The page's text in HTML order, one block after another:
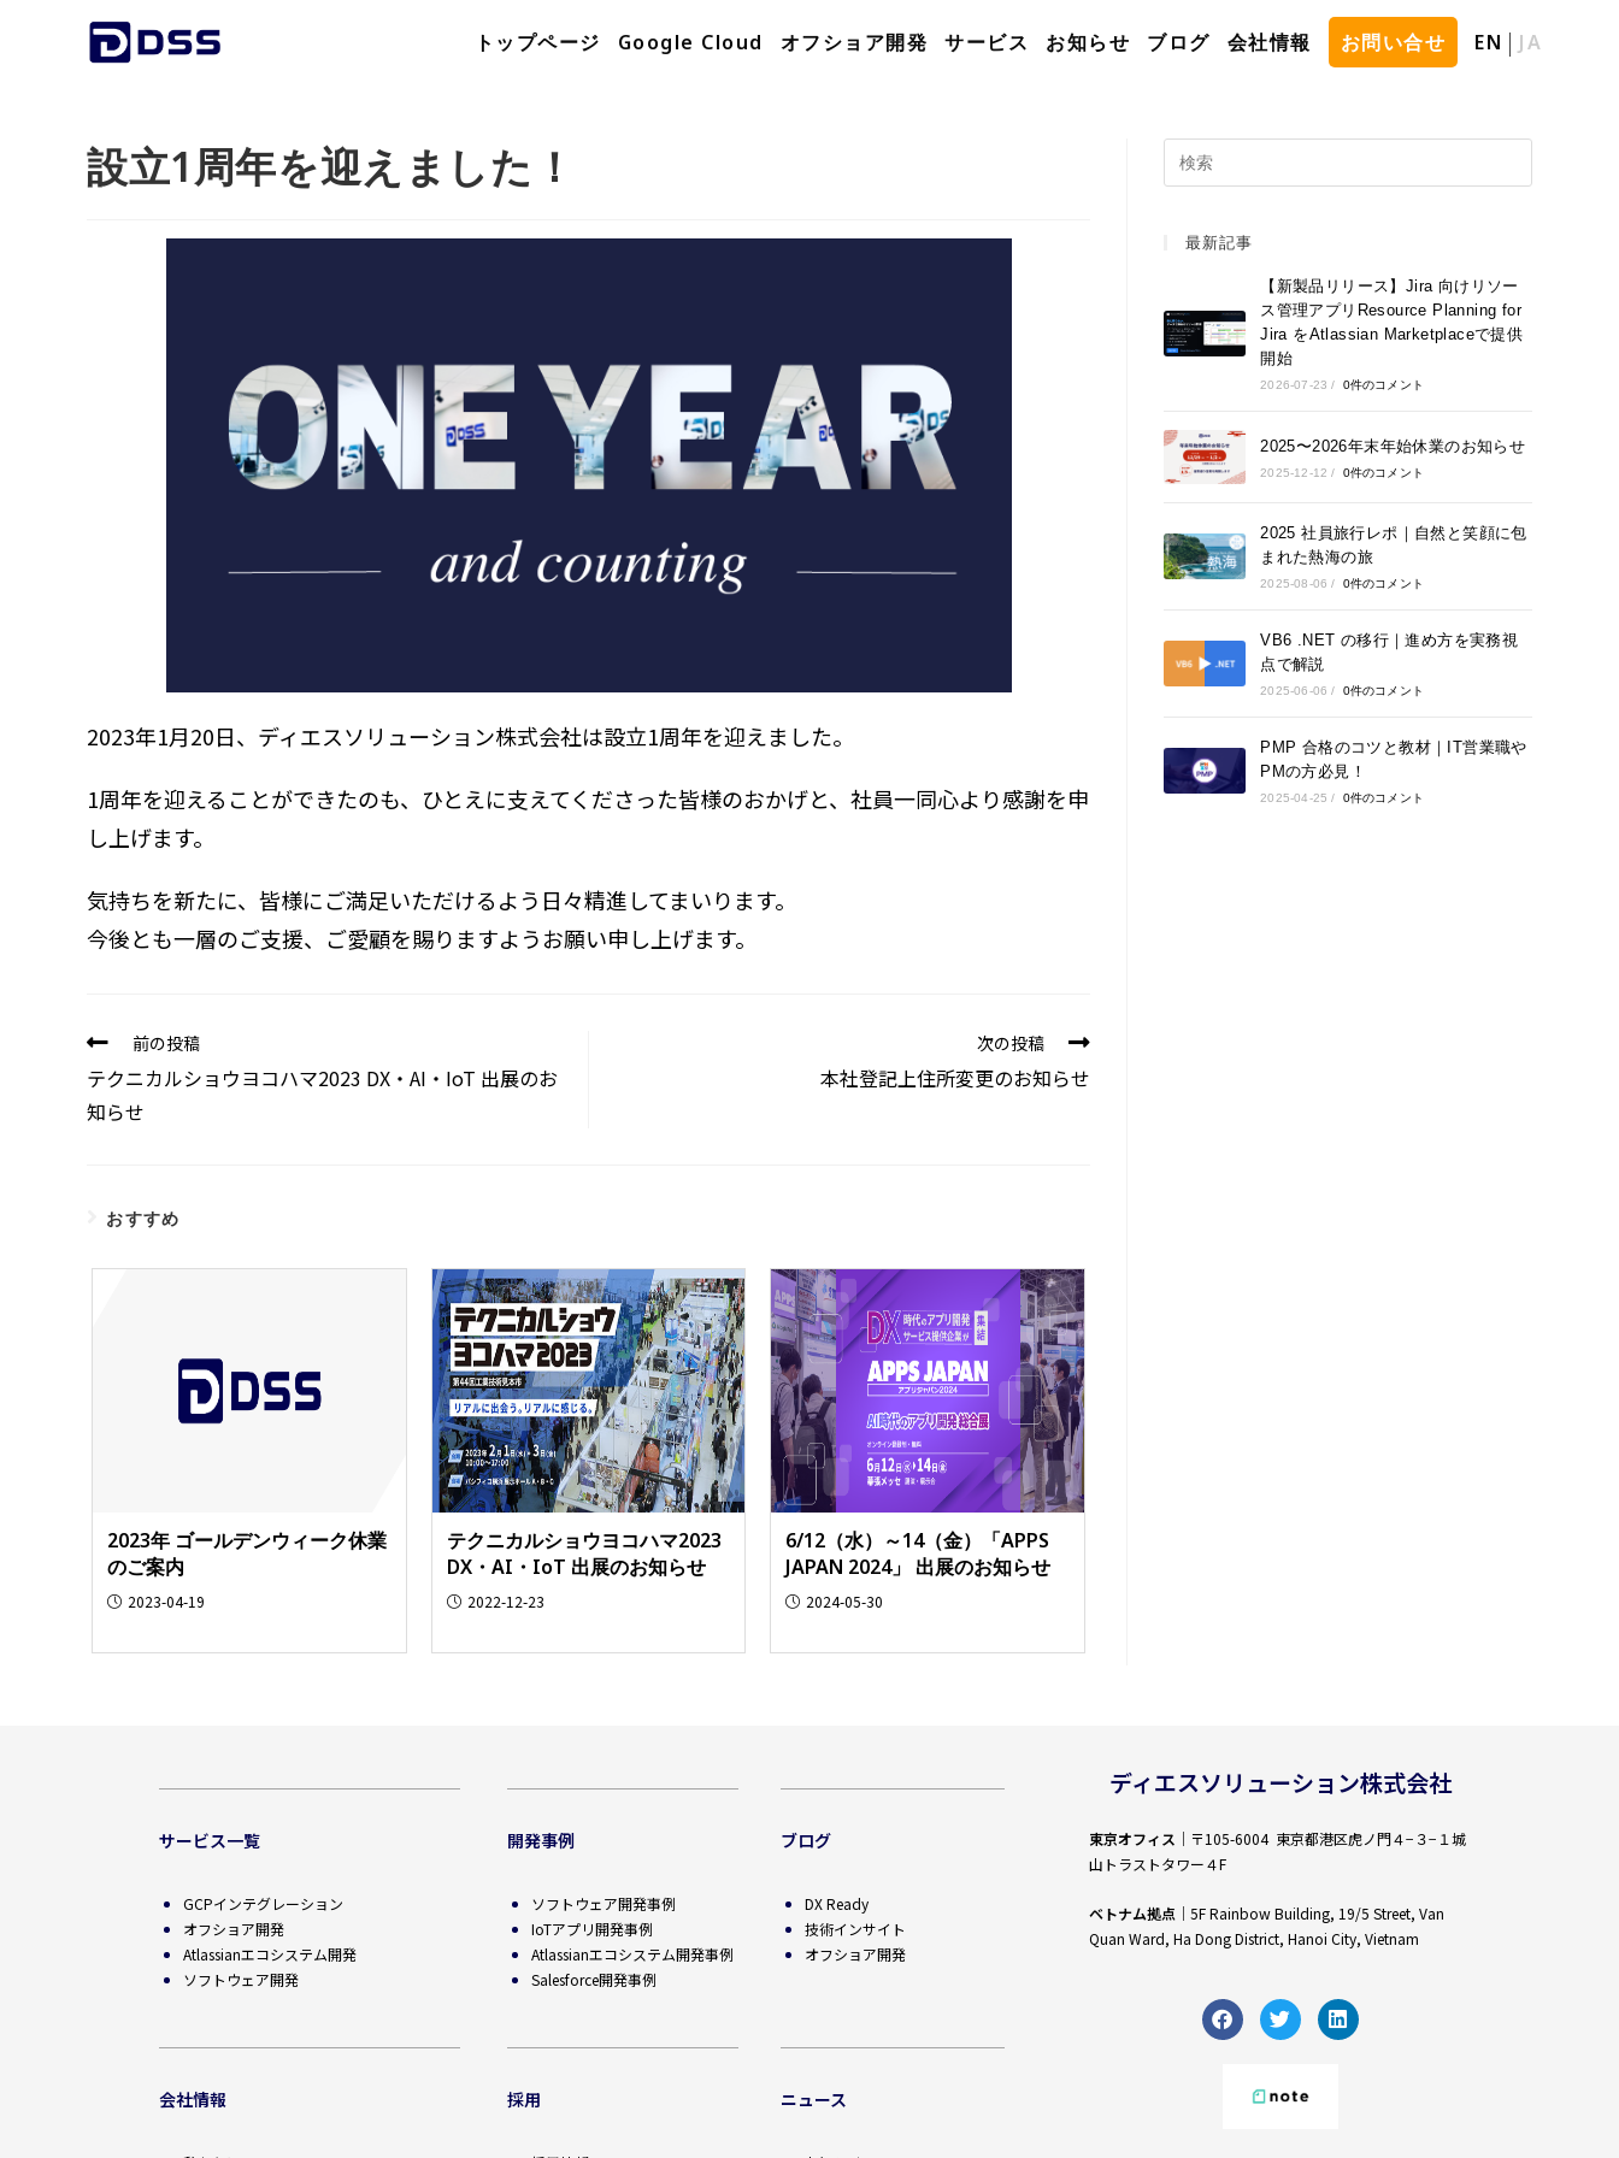
トップページ Google Cloud オフショア開発 サービス お知らせ ブログ 会社情報 お問い合せ EN JA
設立1周年を迎えました！
2023年1月20日、ディエスソリューション株式会社は設立1周年を迎えました。
1周年を迎えることができたのも、ひとえに支えてくださった皆様のおかげと、社員一同心より感謝を申
し上げます。
気持ちを新たに、皆様にご満足いただけるよう日々精進してまいります。
今後とも一層のご支援、ご愛顧を賜りますようお願い申し上げます。
前の投稿
テクニカルショウヨコハマ2023 DX・AI・IoT 出展のお
知らせ
次の投稿
本社登記上住所変更のお知らせ
おすすめ
2023年 ゴールデンウィーク休業
のご案内
2023-04-19
テクニカルショウヨコハマ2023
DX・AI・IoT 出展のお知らせ
2022-12-23
6/12（水）～14（金）「APPS
JAPAN 2024」 出展のお知らせ
2024-05-30
最新記事
【新製品リリース】Jira 向けリソー
ス管理アプリResource Planning for
Jira をAtlassian Marketplaceで提供
開始
2026-07-23 / 0件のコメント
2025〜2026年末年始休業のお知らせ
2025-12-12 / 0件のコメント
2025 社員旅行レポ｜自然と笑顔に包
まれた熱海の旅
2025-08-06 / 0件のコメント
VB6 .NET の移行｜進め方を実務視
点で解説
2025-06-06 / 0件のコメント
PMP 合格のコツと教材｜IT営業職や
PMの方必見！
2025-04-25 / 0件のコメント
サービス一覧
GCPインテグレーション
オフショア開発
Atlassianエコシステム開発
ソフトウェア開発
会社情報
開発事例
ソフトウェア開発事例
IoTアプリ開発事例
Atlassianエコシステム開発事例
Salesforce開発事例
採用
ブログ
DX Ready
技術インサイト
オフショア開発
ニュース
ディエスソリューション株式会社
東京オフィス ｜〒105-6004 東京都港区虎ノ門４−３−１城
山トラストタワー４F
ベトナム拠点 ｜5F Rainbow Building, 19/5 Street, Van
Quan Ward, Ha Dong District, Hanoi City, Vietnam